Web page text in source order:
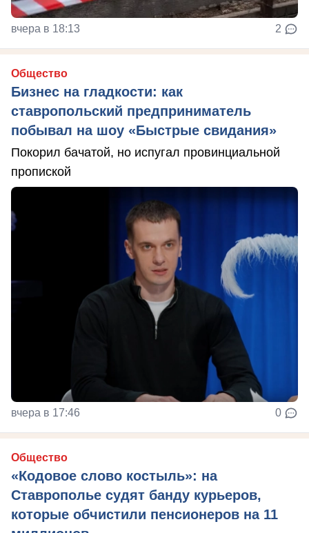
вчера в 18:13 2
Общество
Бизнес на гладкости: как
ставропольский предприниматель
побывал на шоу «Быстрые свидания»
Покорил бачатой, но испугал провинциальной
пропиской
вчера в 17:46 0
Общество
«Кодовое слово костыль»: на
Ставрополье судят банду курьеров,
которые обчистили пенсионеров на 11